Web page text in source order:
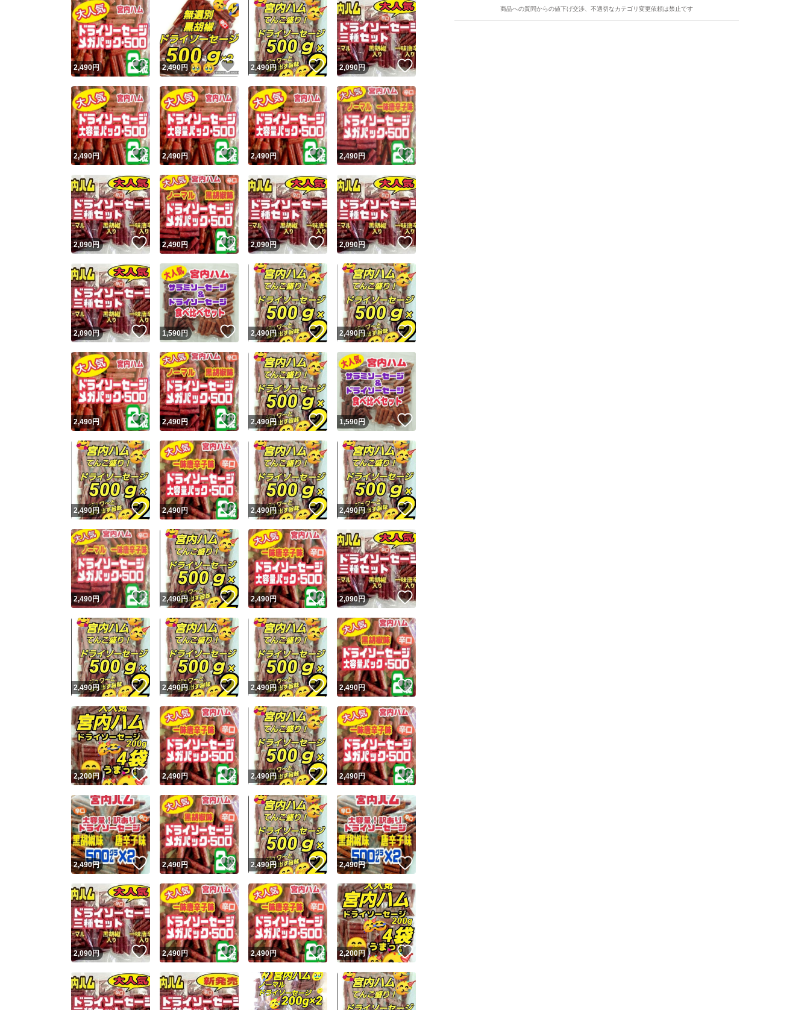
ユーザーの実績について
Yahoo!フリマが定めた一定の基準を満たしたユーザーにバッジを付与しています
安心取引出品者
安心取引出品者 Yahoo!フリマの基準をクリアした安心・安全なユーザーです
取引実績
取引実績◯+ このユーザーはYahoo!フリマの取引を完了させた実績があります
他フリマ実績◯+ このユーザーは他フリマサービスでの取引実績があります
スピード&安心発送
※このバッジは実績に基づく表示であり、発送を保証しているものではありません
スピード＆安心発送
このユーザーは高頻度で24時間以内＆設定した発送日数内に発送してい
ます
スピード発送 このユーザーは高頻度で24時間以内に発送しています
安心発送 このユーザーは設定した発送日数内に発送しています
商品への質問からの値下げ交渉、不適切なカテゴリ変更依頼は禁止です
この商品の情報をコピーします
商品画像の無断転載は禁止されています
コピーは1商品につき1回です
出品ページへ
キャンセル
2,490円 いいね！
2,490円 いいね！
2,490円 いいね！
2,090円 いいね！
2,490円 いいね！
2,490円 いいね！
2,490円 いいね！
2,490円 いいね！
2,090円 いいね！
2,490円 いいね！
2,090円 いいね！
2,090円 いいね！
2,090円 いいね！
1,590円 いいね！
2,490円 いいね！
2,490円 いいね！
2,490円 いいね！
2,490円 いいね！
2,490円 いいね！
1,590円
2,490円 いいね！
2,490円 いいね！
2,490円 いいね！
2,490円 いいね！
2,490円 いいね！
2,490円 いいね！
2,490円 いいね！
2,090円 いいね！
2,490円 いいね！
2,490円 いいね！
2,490円 いいね！
2,490円 いいね！
2,200円 いいね！
2,490円 いいね！
2,490円 いいね！
2,490円 いいね！
2,490円 いいね！
2,490円 いいね！
2,490円 いいね！
2,490円
2,090円 いいね！
2,490円 いいね！
2,490円 いいね！
2,200円